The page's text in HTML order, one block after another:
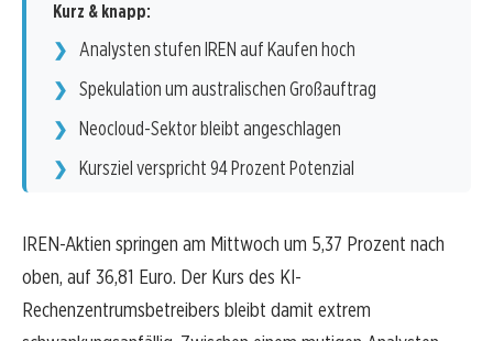
Kurz & knapp:
Analysten stufen IREN auf Kaufen hoch
Spekulation um australischen Großauftrag
Neocloud-Sektor bleibt angeschlagen
Kursziel verspricht 94 Prozent Potenzial
IREN-Aktien springen am Mittwoch um 5,37 Prozent nach
oben, auf 36,81 Euro. Der Kurs des KI-
Rechenzentrumsbetreibers bleibt damit extrem